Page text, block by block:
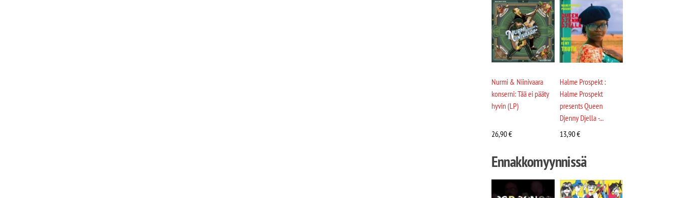
Nurmi & Niinivaara
konserni: Tää ei pääty
hyvin (LP)
26,90€
Halme Prospekt :
Halme Prospekt
presents Queen
Djenny Djella -...
13,90€
Ennakkomyynnissä